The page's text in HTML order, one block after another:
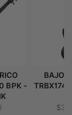
BPK -
BAJO
TRBX174